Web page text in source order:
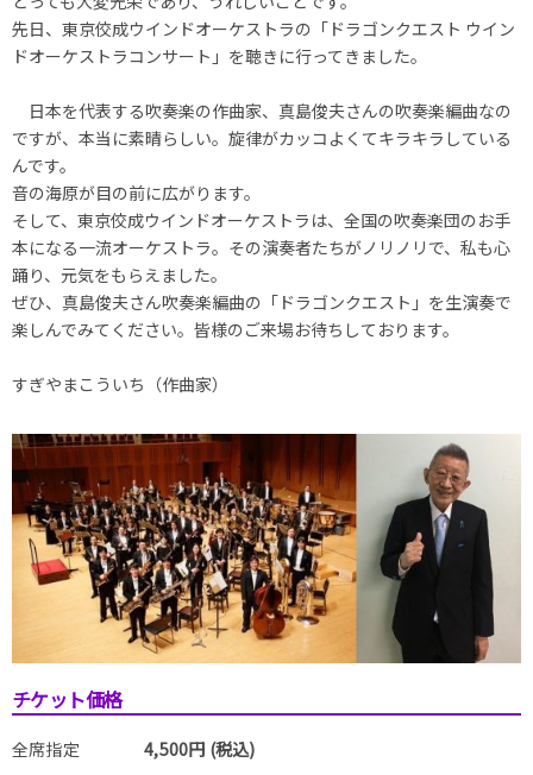
先日、東京佼成ウインドオーケストラの「ドラゴンクエスト ウイン
ドオーケストラコンサート」を聴きに行ってきました。
日本を代表する吹奏楽の作曲家、真島俊夫さんの吹奏楽編曲なの
ですが、本当に素晴らしい。旋律がカッコよくてキラキラしている
んです。
音の海原が目の前に広がります。
そして、東京佼成ウインドオーケストラは、全国の吹奏楽団のお手
本になる一流オーケストラ。その演奏者たちがノリノリで、私も心
踊り、元気をもらえました。
ぜひ、真島俊夫さん吹奏楽編曲の「ドラゴンクエスト」を生演奏で
楽しんでみてください。皆様のご来場お待ちしております。
すぎやまこういち（作曲家）
チケット価格
全席指定 4,500円 (税込)